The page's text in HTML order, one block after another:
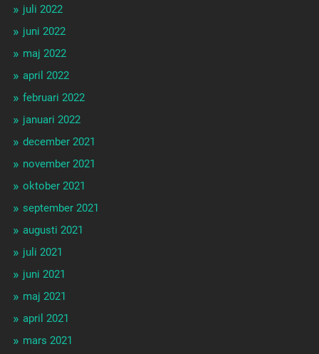
juli 2022
juni 2022
maj 2022
april 2022
februari 2022
januari 2022
december 2021
november 2021
oktober 2021
september 2021
augusti 2021
juli 2021
juni 2021
maj 2021
april 2021
mars 2021